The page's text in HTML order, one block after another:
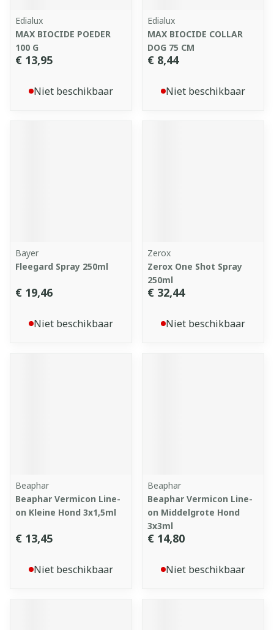
Edialux
MAX BIOCIDE POEDER
100 G
€ 13,95
Niet beschikbaar
Edialux
MAX BIOCIDE COLLAR
DOG 75 CM
€ 8,44
Niet beschikbaar
Bayer
Fleegard Spray 250ml
€ 19,46
Niet beschikbaar
Zerox
Zerox One Shot Spray
250ml
€ 32,44
Niet beschikbaar
Beaphar
Beaphar Vermicon Line-
on Kleine Hond 3x1,5ml
€ 13,45
Niet beschikbaar
Beaphar
Beaphar Vermicon Line-
on Middelgrote Hond
3x3ml
€ 14,80
Niet beschikbaar